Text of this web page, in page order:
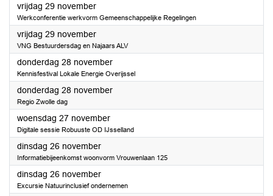
vrijdag 29 november2024
Werkconferentie werkvorm Gemeenschappelijke Regelingen
vrijdag 29 november2024
VNG Bestuurdersdag en Najaars ALV
donderdag 28 november2024
Kennisfestival Lokale Energie Overijssel
donderdag 28 november2024
Regio Zwolle dag
woensdag 27 november2024
Digitale sessie Robuuste OD IJsselland
dinsdag 26 november2024
Informatiebijeenkomst woonvorm Vrouwenlaan 125
dinsdag 26 november2024
Excursie Natuurinclusief ondernemen